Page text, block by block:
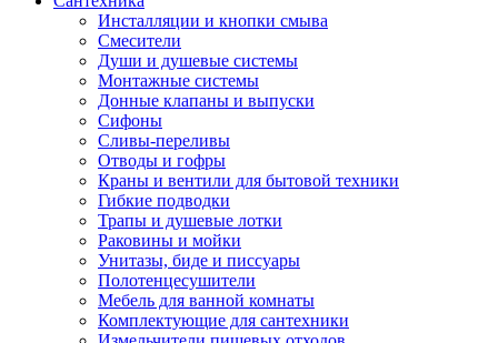
Инсталляции и кнопки смыва
Смесители
Души и душевые системы
Монтажные системы
Донные клапаны и выпуски
Сифоны
Сливы-переливы
Отводы и гофры
Краны и вентили для бытовой техники
Гибкие подводки
Трапы и душевые лотки
Раковины и мойки
Унитазы, биде и писсуары
Полотенцесушители
Мебель для ванной комнаты
Комплектующие для сантехники